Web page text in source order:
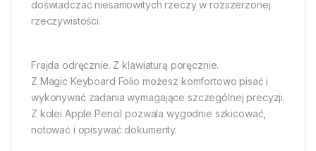
doświadczać niesamowitych rzeczy w rozszerzonej
rzeczywistości.
Frajda odręcznie. Z klawiaturą poręcznie.
Z Magic Keyboard Folio możesz komfortowo pisać i
wykonywać zadania wymagające szczególnej precyzji.
Z kolei Apple Pencil pozwala wygodnie szkicować,
notować i opisywać dokumenty.